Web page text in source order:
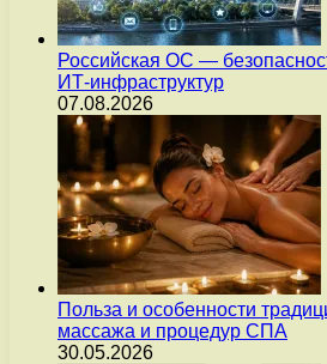
Российская ОС —
ИТ-инфраструктур
07.08.2026
Польза и особенности
массажа и процедур СПА
30.05.2026